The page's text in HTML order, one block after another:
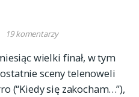
19 komentarzy
wielki finał, w tym
sceny telenoweli
(“Kiedy się zakocham…”),